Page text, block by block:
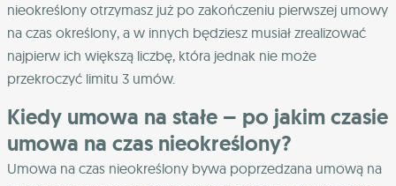
nieokreślony otrzymasz już po zakończeniu pierwszej umowy
na czas określony, a w innych będziesz musiał zrealizować
najpierw ich większą liczbę, która jednak nie może
przekroczyć limitu 3 umów.
Kiedy umowa na stałe – po jakim czasie
umowa na czas nieokreślony?
Umowa na czas nieokreślony bywa poprzedzana umową na